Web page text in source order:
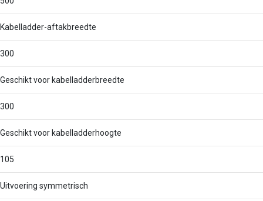
Kabelladder-aftakbreedte
300
Geschikt voor kabelladderbreedte
300
Geschikt voor kabelladderhoogte
105
Uitvoering symmetrisch